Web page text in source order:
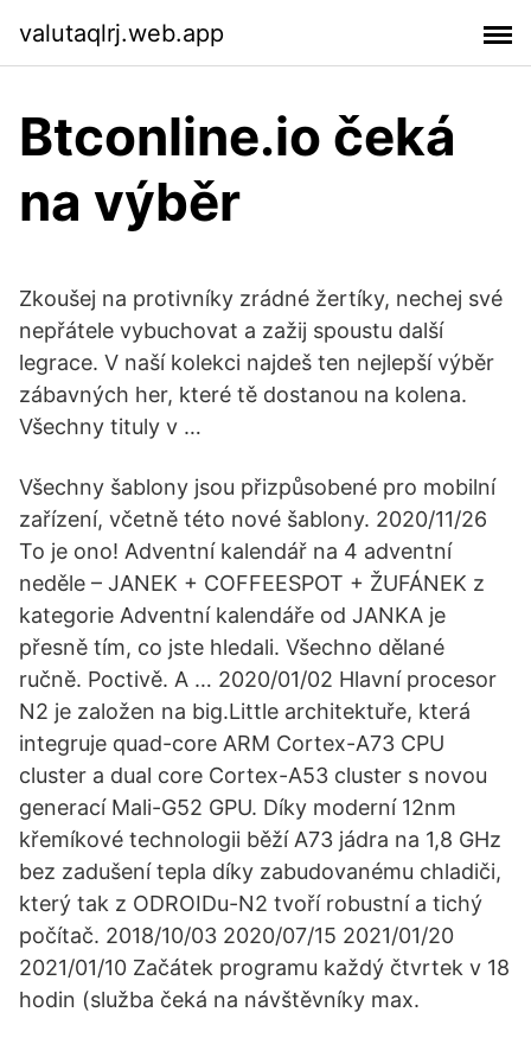
valutaqlrj.web.app
Btconline.io čeká
na výběr
Zkoušej na protivníky zrádné žertíky, nechej své
nepřátele vybuchovat a zažij spoustu další
legrace. V naší kolekci najdeš ten nejlepší výběr
zábavných her, které tě dostanou na kolena.
Všechny tituly v …
Všechny šablony jsou přizpůsobené pro mobilní
zařízení, včetně této nové šablony. 2020/11/26
To je ono! Adventní kalendář na 4 adventní
neděle – JANEK + COFFEESPOT + ŽUFÁNEK z
kategorie Adventní kalendáře od JANKA je
přesně tím, co jste hledali. Všechno dělané
ručně. Poctivě. A … 2020/01/02 Hlavní procesor
N2 je založen na big.Little architektuře, která
integruje quad-core ARM Cortex-A73 CPU
cluster a dual core Cortex-A53 cluster s novou
generací Mali-G52 GPU. Díky moderní 12nm
křemíkové technologii běží A73 jádra na 1,8 GHz
bez zadušení tepla díky zabudovanému chladiči,
který tak z ODROIDu-N2 tvoří robustní a tichý
počítač. 2018/10/03 2020/07/15 2021/01/20
2021/01/10 Začátek programu každý čtvrtek v 18
hodin (služba čeká na návštěvníky max.